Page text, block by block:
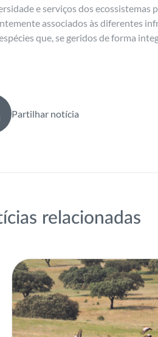
e serviços dos
associados às diferentes
que, se geridos de forma
Partilhar notícia
relacionadas